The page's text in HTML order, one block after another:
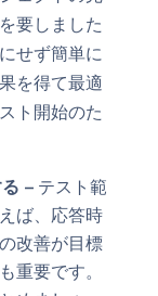
要しました
せず簡単に
を得て最適
ト開始のた
–テスト範
ば、応答時
改善が目標
重要です。